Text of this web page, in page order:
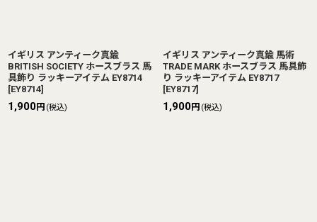
イギリス アンティーク真鍮
BRITISH SOCIETY ホースブラス 馬
具飾り ラッキーアイテム EY8714
[EY8714]
1,900円 (税込)
イギリス アンティーク真鍮 馬術
TRADE MARK ホースブラス 馬具飾
り ラッキーアイテム EY8717
[EY8717]
1,900円 (税込)